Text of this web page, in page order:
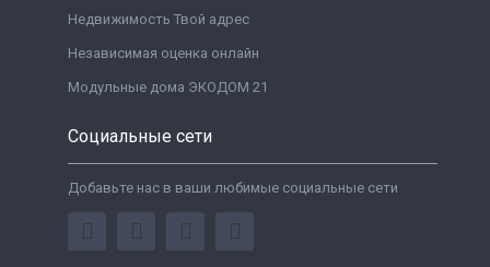
Недвижимость Твой адрес
Независимая оценка онлайн
Модульные дома ЭКОДОМ 21
Социальные сети
Добавьте нас в ваши любимые социальные сети